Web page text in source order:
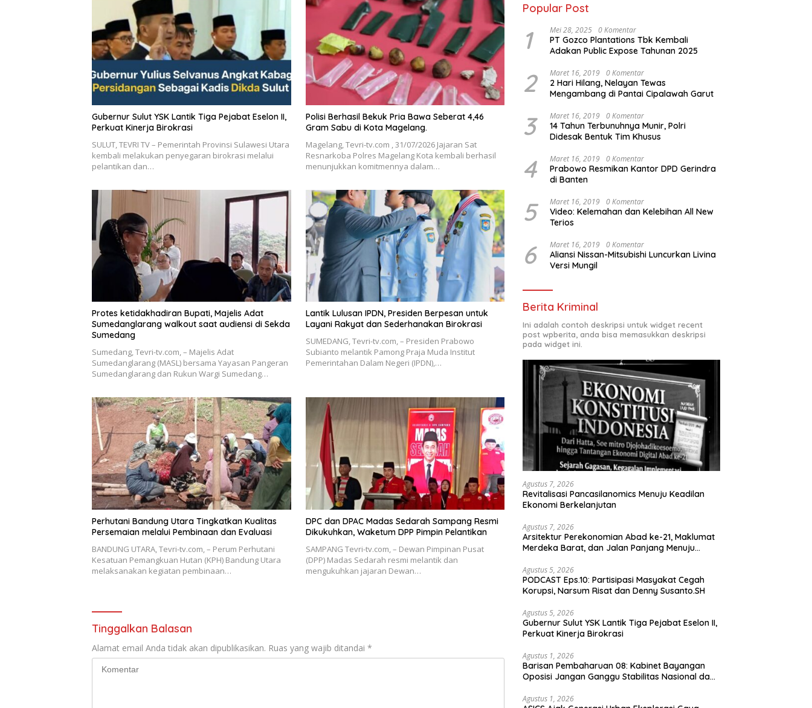
Gubernur Sulut YSK Lantik Tiga Pejabat Eselon II,
Perkuat Kinerja Birokrasi
SULUT, TEVRI TV – Pemerintah Provinsi Sulawesi Utara
kembali melakukan penyegaran birokrasi melalui
pelantikan dan…
Polisi Berhasil Bekuk Pria Bawa Seberat 4,46
Gram Sabu di Kota Magelang.
Magelang, Tevri-tv.com , 31/07/2026 Jajaran Sat
Resnarkoba Polres Magelang Kota kembali berhasil
menunjukkan komitmennya dalam…
Protes ketidakhadiran Bupati, Majelis Adat
Sumedanglarang walkout saat audiensi di Sekda
Sumedang
Sumedang, Tevri-tv.com, – Majelis Adat
Sumedanglarang (MASL) bersama Yayasan Pangeran
Sumedanglarang dan Rukun Wargi Sumedang…
Lantik Lulusan IPDN, Presiden Berpesan untuk
Layani Rakyat dan Sederhanakan Birokrasi
SUMEDANG, Tevri-tv.com, – Presiden Prabowo
Subianto melantik Pamong Praja Muda Institut
Pemerintahan Dalam Negeri (IPDN),…
Perhutani Bandung Utara Tingkatkan Kualitas
Persemaian melalui Pembinaan dan Evaluasi
BANDUNG UTARA, Tevri-tv.com, – Perum Perhutani
Kesatuan Pemangkuan Hutan (KPH) Bandung Utara
melaksanakan kegiatan pembinaan…
DPC dan DPAC Madas Sedarah Sampang Resmi
Dikukuhkan, Waketum DPP Pimpin Pelantikan
SAMPANG Tevri-tv.com, – Dewan Pimpinan Pusat
(DPP) Madas Sedarah resmi melantik dan
mengukuhkan jajaran Dewan…
Tinggalkan Balasan
Alamat email Anda tidak akan dipublikasikan. Ruas yang wajib ditandai *
Popular Post
1 Mei 28, 2025 0 Komentar
PT Gozco Plantations Tbk Kembali
Adakan Public Expose Tahunan 2025
2 Maret 16, 2019 0 Komentar
2 Hari Hilang, Nelayan Tewas
Mengambang di Pantai Cipalawah Garut
3 Maret 16, 2019 0 Komentar
14 Tahun Terbunuhnya Munir, Polri
Didesak Bentuk Tim Khusus
4 Maret 16, 2019 0 Komentar
Prabowo Resmikan Kantor DPD Gerindra
di Banten
5 Maret 16, 2019 0 Komentar
Video: Kelemahan dan Kelebihan All New
Terios
6 Maret 16, 2019 0 Komentar
Aliansi Nissan-Mitsubishi Luncurkan Livina
Versi Mungil
Berita Kriminal
Ini adalah contoh deskripsi untuk widget recent
post wpberita, anda bisa memasukkan deskripsi
pada widget ini.
Agustus 7, 2026
Revitalisasi Pancasilanomics Menuju Keadilan
Ekonomi Berkelanjutan
Agustus 7, 2026
Arsitektur Perekonomian Abad ke-21, Maklumat
Merdeka Barat, dan Jalan Panjang Menuju
Agustus 5, 2026
PODCAST Eps.10: Partisipasi Masyakat Cegah
Korupsi, Narsum Risat dan Denny Susanto.SH
Agustus 5, 2026
Gubernur Sulut YSK Lantik Tiga Pejabat Eselon II,
Perkuat Kinerja Birokrasi
Agustus 1, 2026
Barisan Pembaharuan 08: Kabinet Bayangan
Oposisi Jangan Ganggu Stabilitas Nasional dan
Agustus 1, 2026